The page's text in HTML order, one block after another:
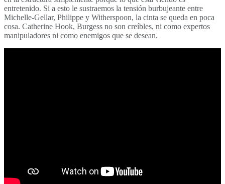
entretenido. Si a esto le sustraemos la tensión burbujeante entre
Michelle-Gellar, Philippe y Witherspoon, la cinta se queda en poca
cosa. Catherine Hook, Burgess no son creíbles, ni como expertos
manipuladores ni como enemigos que se desean.